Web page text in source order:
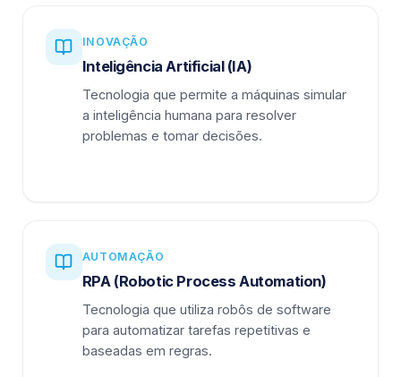
INOVAÇÃO
Inteligência Artificial (IA)
Tecnologia que permite a máquinas simular
a inteligência humana para resolver
problemas e tomar decisões.
AUTOMAÇÃO
RPA (Robotic Process Automation)
Tecnologia que utiliza robôs de software
para automatizar tarefas repetitivas e
baseadas em regras.